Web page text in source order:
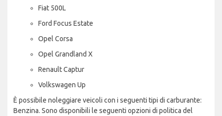
Fiat 500L
Ford Focus Estate
Opel Corsa
Opel Grandland X
Renault Captur
Volkswagen Up
È possibile noleggiare veicoli con i seguenti tipi di carburante:
Benzina. Sono disponibili le seguenti opzioni di politica del